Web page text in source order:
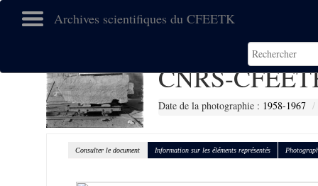
Archives scientifiques du CFEETK
CNRS-
Date de la photographie : 1958-1967
Consulter le document Information sur les éléments représentés